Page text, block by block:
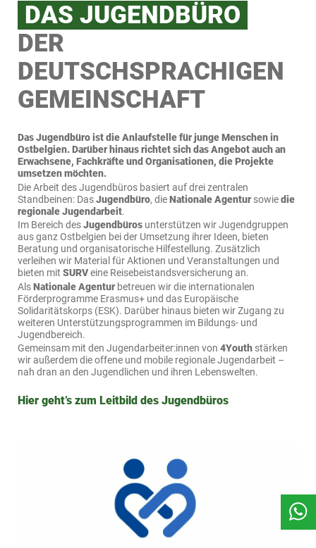
DAS JUGENDBÜRO
DER
DEUTSCHSPRACHIGEN
GEMEINSCHAFT
Das Jugendbüro ist die Anlaufstelle für junge Menschen in
Ostbelgien. Darüber hinaus richtet sich das Angebot auch an
Erwachsene, Fachkräfte und Organisationen, die Projekte
umsetzen möchten.
Die Arbeit des Jugendbüros basiert auf drei zentralen
Standbeinen: DasJugendbüro, dieNationale Agentur sowiedie
regionale Jugendarbeit.
Im Bereich desJugendbüros unterstützen wir Jugendgruppen
aus ganz Ostbelgien bei der Umsetzung ihrer Ideen, bieten
Beratung und organisatorische Hilfestellung. Zusätzlich
verleihen wir Material für Aktionen und Veranstaltungen und
bieten mit SURVeine Reisebeistandsversicherung an.
AlsNationale Agentur betreuen wir die internationalen
Förderprogramme Erasmus+ und das Europäische
Solidaritätskorps (ESK). Darüber hinaus bieten wir Zugang zu
weiteren Unterstützungsprogrammen im Bildungs- und
Jugendbereich.
Gemeinsam mit den Jugendarbeiter:innen von 4Youth stärken
wir außerdem die offene und mobile regionale Jugendarbeit –
nah dran an den Jugendlichen und ihren Lebenswelten.
Hier geht’s zum Leitbild des Jugendbüros